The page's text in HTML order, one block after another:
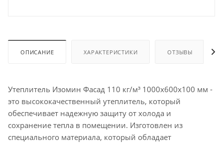
ОПИСАНИЕ ХАРАКТЕРИСТИКИ ОТЗЫВЫ
Утеплитель Изомин Фасад 110 кг/м³ 1000х600х100 мм -
это высококачественный утеплитель, который
обеспечивает надежную защиту от холода и
сохранение тепла в помещении. Изготовлен из
специального материала, который обладает